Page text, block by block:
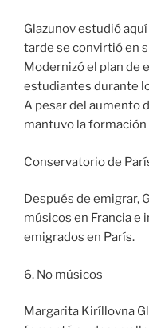
Glazunov estudió
tarde se convirtió en
Modernizó el plan de
estudiantes durante
A pesar del aumento
mantuvo la
Conservatorio de
Después de emigrar,
músicos en Francia e
emigrados en París.
6. No músicos
Margarita Kiríllovna